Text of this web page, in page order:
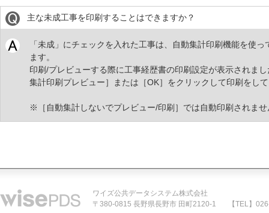
主な未成工事を印刷することはできますか？
「未成」にチェックを入れた工事は、自動集計印刷機能を使
ます。
印刷/プレビューする際に工事経歴書の印刷設定が表示されま
集計印刷プレビュー］または［OK］をクリックして印刷をし
※［自動集計しないでプレビュー/印刷］では自動印刷されませ
ワイズ公共データシステム株式会社
〒380-0815 長野県長野市 田町2120-1
【TEL】